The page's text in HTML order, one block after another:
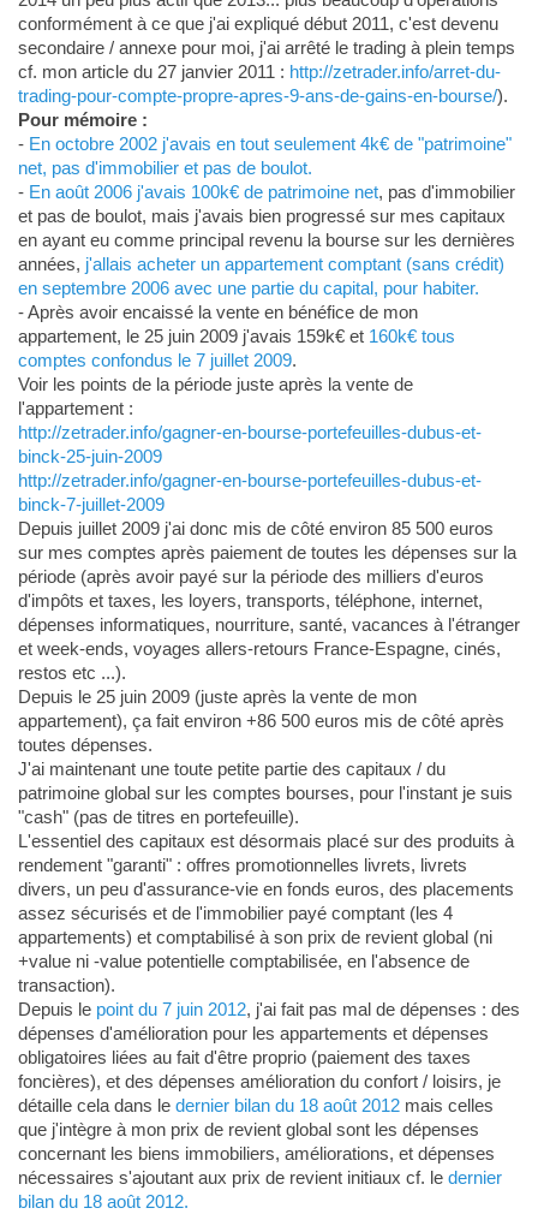
conformément à ce que j'ai expliqué début 2011, c'est devenu
secondaire / annexe pour moi, j'ai arrêté le trading à plein temps
cf. mon article du 27 janvier 2011 : http://zetrader.info/arret-du-
trading-pour-compte-propre-apres-9-ans-de-gains-en-bourse/).
Pour mémoire :
- En octobre 2002 j'avais en tout seulement 4k€ de "patrimoine"
net, pas d'immobilier et pas de boulot.
- En août 2006 j'avais 100k€ de patrimoine net, pas d'immobilier
et pas de boulot, mais j'avais bien progressé sur mes capitaux
en ayant eu comme principal revenu la bourse sur les dernières
années, j'allais acheter un appartement comptant (sans crédit)
en septembre 2006 avec une partie du capital, pour habiter.
- Après avoir encaissé la vente en bénéfice de mon
appartement, le 25 juin 2009 j'avais 159k€ et 160k€ tous
comptes confondus le 7 juillet 2009.
Voir les points de la période juste après la vente de
l'appartement :
http://zetrader.info/gagner-en-bourse-portefeuilles-dubus-et-
binck-25-juin-2009
http://zetrader.info/gagner-en-bourse-portefeuilles-dubus-et-
binck-7-juillet-2009
Depuis juillet 2009 j'ai donc mis de côté environ 85 500 euros
sur mes comptes après paiement de toutes les dépenses sur la
période (après avoir payé sur la période des milliers d'euros
d'impôts et taxes, les loyers, transports, téléphone, internet,
dépenses informatiques, nourriture, santé, vacances à l'étranger
et week-ends, voyages allers-retours France-Espagne, cinés,
restos etc ...).
Depuis le 25 juin 2009 (juste après la vente de mon
appartement), ça fait environ +86 500 euros mis de côté après
toutes dépenses.
J'ai maintenant une toute petite partie des capitaux / du
patrimoine global sur les comptes bourses, pour l'instant je suis
"cash" (pas de titres en portefeuille).
L'essentiel des capitaux est désormais placé sur des produits à
rendement "garanti" : offres promotionnelles livrets, livrets
divers, un peu d'assurance-vie en fonds euros, des placements
assez sécurisés et de l'immobilier payé comptant (les 4
appartements) et comptabilisé à son prix de revient global (ni
+value ni -value potentielle comptabilisée, en l'absence de
transaction).
Depuis le point du 7 juin 2012, j'ai fait pas mal de dépenses : des
dépenses d'amélioration pour les appartements et dépenses
obligatoires liées au fait d'être proprio (paiement des taxes
foncières), et des dépenses amélioration du confort / loisirs, je
détaille cela dans le dernier bilan du 18 août 2012mais celles
que j'intègre à mon prix de revient global sont les dépenses
concernant les biens immobiliers, améliorations, et dépenses
nécessaires s'ajoutant aux prix de revient initiaux cf. le dernier
bilan du 18 août 2012.